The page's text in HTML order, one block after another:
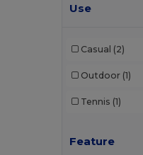
Use
Casual (2)
Outdoor (1)
Tennis (1)
Feature